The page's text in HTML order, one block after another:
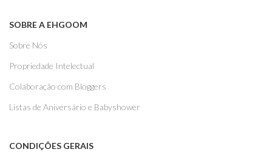
SOBRE A EHGOOM
Sobre Nós
Propriedade Intelectual
Colaboração com Bloggers
Listas de Aniversário e Babyshower
CONDIÇÕES GERAIS